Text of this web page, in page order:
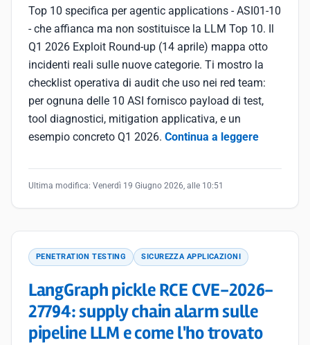
Top 10 specifica per agentic applications - ASI01-10
- che affianca ma non sostituisce la LLM Top 10. Il
Q1 2026 Exploit Round-up (14 aprile) mappa otto
incidenti reali sulle nuove categorie. Ti mostro la
checklist operativa di audit che uso nei red team:
per ognuna delle 10 ASI fornisco payload di test,
tool diagnostici, mitigation applicativa, e un
esempio concreto Q1 2026. Continua a leggere
Ultima modifica: Venerdì 19 Giugno 2026, alle 10:51
PENETRATION TESTING SICUREZZA APPLICAZIONI
LangGraph pickle RCE CVE-2026-
27794: supply chain alarm sulle
pipeline LLM e come l'ho trovato